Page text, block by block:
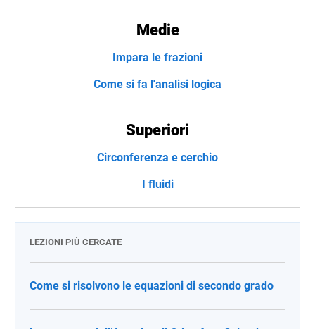
Medie
Impara le frazioni
Come si fa l'analisi logica
Superiori
Circonferenza e cerchio
I fluidi
LEZIONI PIÙ CERCATE
Come si risolvono le equazioni di secondo grado